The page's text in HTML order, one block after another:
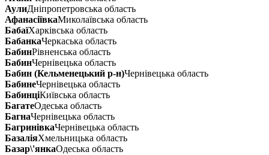
АулиДніпропетровська область
АфанасіївкаМиколаївська область
БабаїХарківська область
БабанкаЧеркаська область
БабинРівненська область
БабинЧернівецька область
Бабин (Кельменецький р-н)Чернівецька область
БабинеЧернівецька область
БабинціКиївська область
БагатеОдеська область
БагнаЧернівецька область
БагринівкаЧернівецька область
БазаліяХмельницька область
Базар\'янкаОдеська область